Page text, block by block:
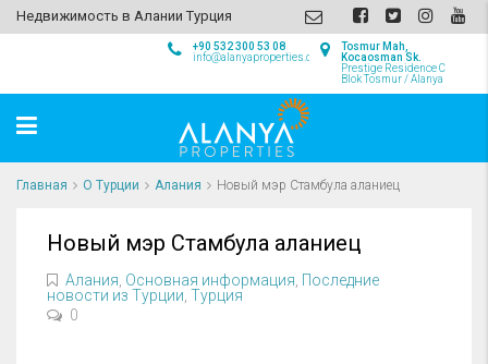
Недвижимость в Алании Турция
Tosmur Mah,
Kocaosman Sk.
Prestige Residence C
Blok Tosmur / Alanya
+90 532 300 53 08
info@alanyaproperties.com
Главная О Турции Алания Новый мэр Стамбула аланиец
Новый мэр Стамбула аланиец
Алания Основная информация Последние
новости из Турции Турция
0